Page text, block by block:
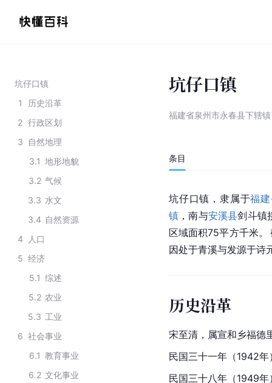
坑仔口镇
1
历史沿革
2 行政区划
3
自然地理
3.1 地形地貌
3.2 气候
3.3 水文
3.4 自然资源
4
人口
5 经济
5.1 综述
5.2 农业
5.3 工业
6 社会事业
6.1 教育事业
6.2 文化事业
坑仔口镇
福建省泉州市永春县下辖镇
条目
坑仔口镇，隶属于福
镇 ，南与安溪县剑斗镇
区域面积75平方千米。
因处于青溪与发源于诗
历史沿革
宋至清，属宣和乡福德
民国三十一年（1942
民国三十八年（1949